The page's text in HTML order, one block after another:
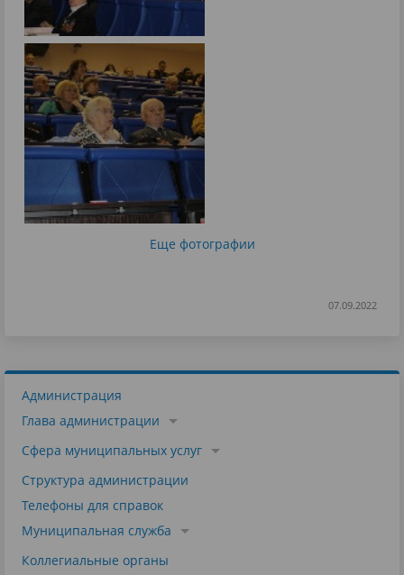
Еще фотографии
07.09.2022
Администрация
Глава администрации
Сфера муниципальных услуг
Структура администрации
Телефоны для справок
Муниципальная служба
Коллегиальные органы